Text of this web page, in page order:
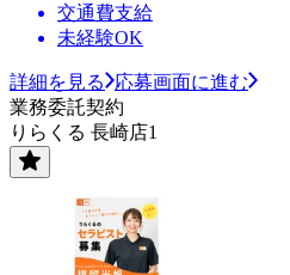
交通費支給
未経験OK
詳細を見る
応募画面に進む
業務委託契約
りらくる 長崎店1